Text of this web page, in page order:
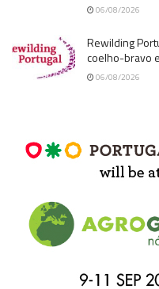
06/08/2026
Rewilding
coelho-bravo
06/08/2026